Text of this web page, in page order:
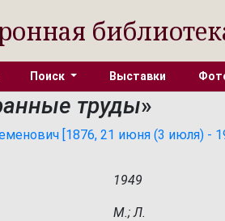
Поиск Выставки
труды»
[1876, 21 июня (3 июля) -
1949
М.; Л.